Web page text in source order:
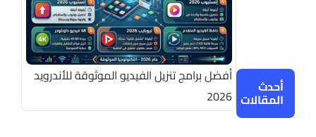
أحدث
المقالات
أفضل برامج تنزيل الفيديو الموثوقة للأندرويد
2026